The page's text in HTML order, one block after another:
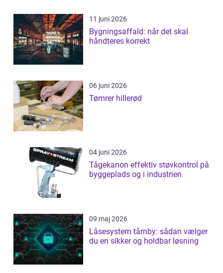
11 juni 2026
Bygningsaffald: når det skal
håndteres korrekt
06 juni 2026
Tømrer hillerød
04 juni 2026
Tågekanon effektiv støvkontrol på
byggeplads og i industrien
09 maj 2026
Låsesystem tårnby: sådan vælger
du en sikker og holdbar løsning